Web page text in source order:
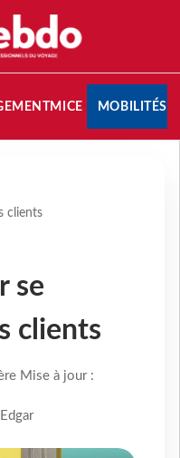
MICE MOBILITÉS
clients
se
clients
Mise à jour :